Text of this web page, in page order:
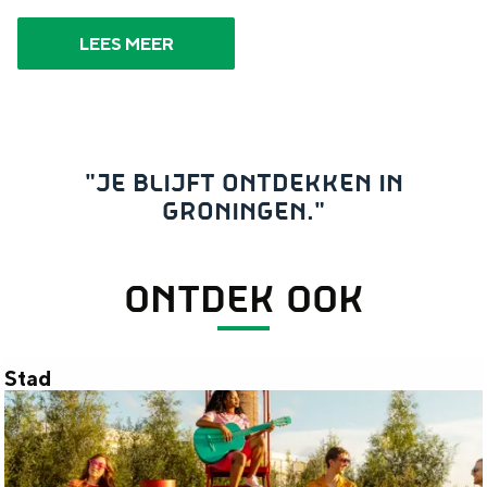
LEES MEER
"JE BLIJFT ONTDEKKEN IN
GRONINGEN."
ONTDEK OOK
Stad
S
t
a